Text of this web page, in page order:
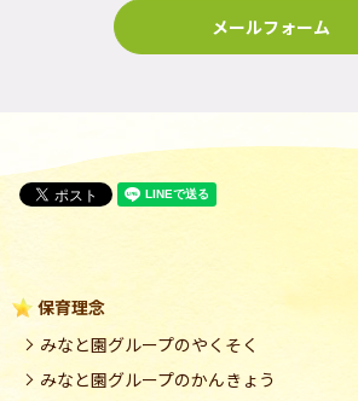
メールフォーム
保育理念
みなと園グループのやくそく
みなと園グループのかんきょう